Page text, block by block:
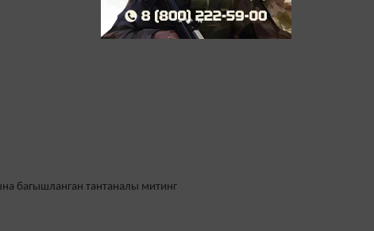
багышланган тантаналы митинг